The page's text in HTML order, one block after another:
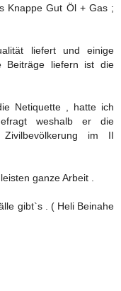
Knappe Gut Öl + Gas ;
liefert und einige
Beiträge liefern ist die
Netiquette , hatte ich
weshalb er die
Zivilbevölkerung im II
ganze Arbeit .
gibt`s . ( Heli Beinahe